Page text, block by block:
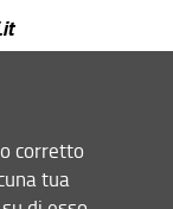
corretto
tua